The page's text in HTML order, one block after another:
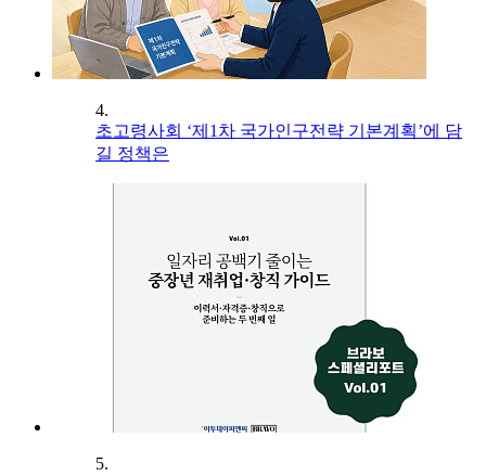
4.
초고령사회 ‘제1차 국가인구전략 기본계획’에 담
길 정책은
5.